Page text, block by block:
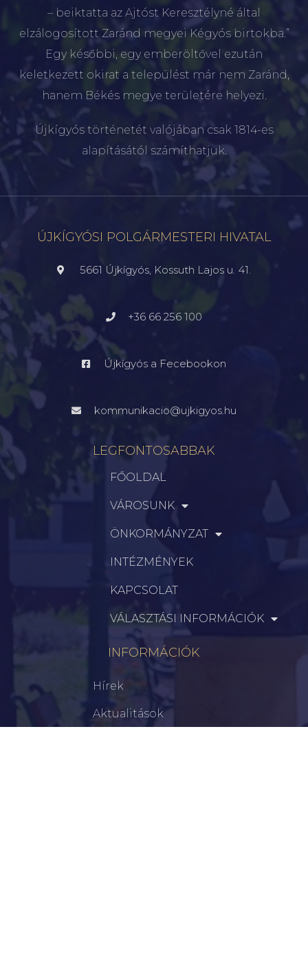
– beiktatta az Ajtóst Keresztélyné által
elzálogosított Zaránd megyei Kégyós birtokba.”
Egy későbbi, egy emberöltővel ezután
keletkezett okirat a települést már nem Zaránd,
hanem Békés megye területére helyezi.
Újkígyós történetét valójában csak 1814-es
alapításától számíthatjuk.
ÚJKÍGYÓSI POLGÁRMESTERI HIVATAL
5661 Újkígyós, Kossuth Lajos u. 41.
+36 66 256 100
Újkígyós a Fecebookon
kommunikacio@ujkigyos.hu
LEGFONTOSABBAK
FŐOLDAL
VÁROSUNK
ÖNKORMÁNYZAT
INTÉZMÉNYEK
KAPCSOLAT
VÁLASZTÁSI INFORMÁCIÓK
INFORMÁCIÓK
Hírek
Aktualitások